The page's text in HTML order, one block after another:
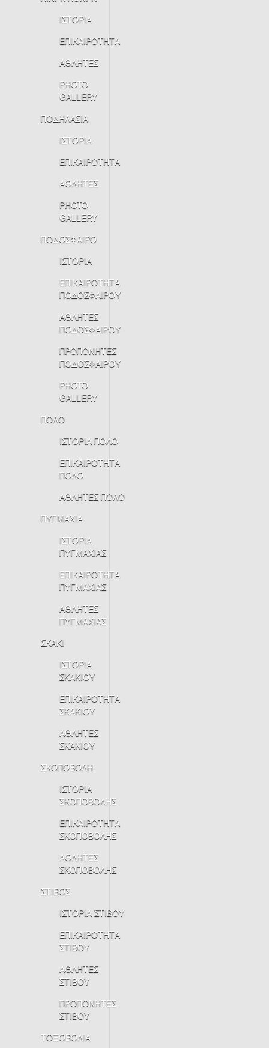
ΙΣΤΟΡΙΑ
ΕΠΙΚΑΙΡΟΤΗΤΑ
ΑΘΛΗΤΕΣ
PHOTO
GALLERY
ΠΟΔΗΛΑΣΙΑ
ΙΣΤΟΡΙΑ
ΕΠΙΚΑΙΡΟΤΗΤΑ
ΑΘΛΗΤΕΣ
PHOTO
GALLERY
ΠΟΔΟΣΦΑΙΡΟ
ΙΣΤΟΡΙΑ
ΕΠΙΚΑΙΡΟΤΗΤΑ
ΠΟΔΟΣΦΑΙΡΟΥ
ΑΘΛΗΤΕΣ
ΠΟΔΟΣΦΑΙΡΟΥ
ΠΡΟΠΟΝΗΤΕΣ
ΠΟΔΟΣΦΑΙΡΟΥ
PHOTO
GALLERY
ΠΟΛΟ
ΙΣΤΟΡΙΑ ΠΟΛΟ
ΕΠΙΚΑΙΡΟΤΗΤΑ
ΠΟΛΟ
ΑΘΛΗΤΕΣ ΠΟΛΟ
ΠΥΓΜΑΧΙΑ
ΙΣΤΟΡΙΑ
ΠΥΓΜΑΧΙΑΣ
ΕΠΙΚΑΙΡΟΤΗΤΑ
ΠΥΓΜΑΧΙΑΣ
ΑΘΛΗΤΕΣ
ΠΥΓΜΑΧΙΑΣ
ΣΚΑΚΙ
ΙΣΤΟΡΙΑ
ΣΚΑΚΙΟΥ
ΕΠΙΚΑΙΡΟΤΗΤΑ
ΣΚΑΚΙΟΥ
ΑΘΛΗΤΕΣ
ΣΚΑΚΙΟΥ
ΣΚΟΠΟΒΟΛΗ
ΙΣΤΟΡΙΑ
ΣΚΟΠΟΒΟΛΗΣ
ΕΠΙΚΑΙΡΟΤΗΤΑ
ΣΚΟΠΟΒΟΛΗΣ
ΑΘΛΗΤΕΣ
ΣΚΟΠΟΒΟΛΗΣ
ΣΤΙΒΟΣ
ΙΣΤΟΡΙΑ ΣΤΙΒΟΥ
ΕΠΙΚΑΙΡΟΤΗΤΑ
ΣΤΙΒΟΥ
ΑΘΛΗΤΕΣ
ΣΤΙΒΟΥ
ΠΡΟΠΟΝΗΤΕΣ
ΣΤΙΒΟΥ
ΤΟΞΟΒΟΛΙΑ